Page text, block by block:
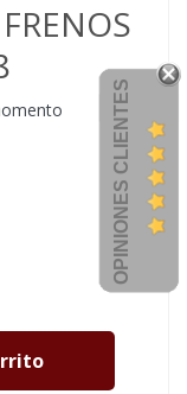
OPINIONES CLIENTES